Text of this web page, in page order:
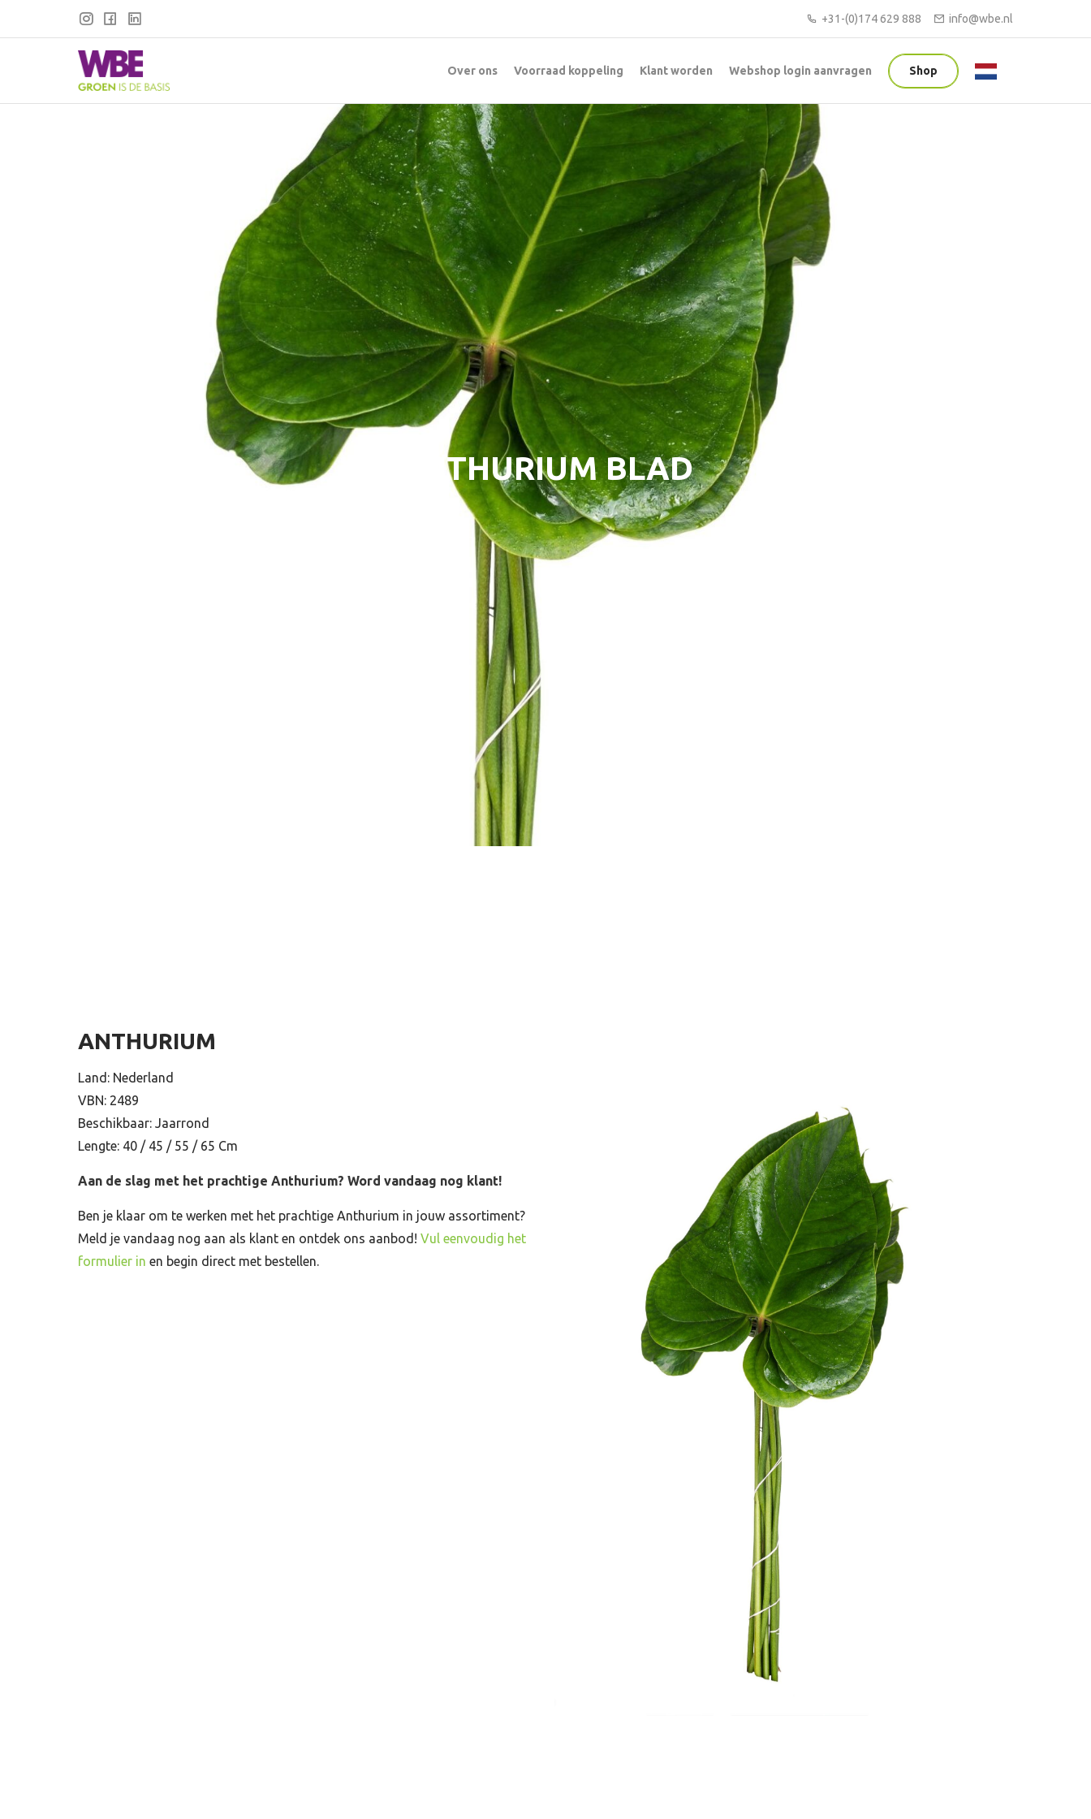
+31-(0)174 629 888 info@wbe.nl
Over ons Voorraad koppeling Klant worden Webshop login aanvragen Shop
ANTHURIUM BLAD
ANTHURIUM
Land: Nederland
VBN: 2489
Beschikbaar: Jaarrond
Lengte: 40 / 45 / 55 / 65 Cm
Aan de slag met het prachtige Anthurium? Word vandaag nog klant!
Ben je klaar om te werken met het prachtige Anthurium in jouw assortiment?
Meld je vandaag nog aan als klant en ontdek ons aanbod! Vul eenvoudig het
formulier in en begin direct met bestellen.